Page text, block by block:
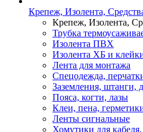
Крепеж, Изолента,
Крепеж, Изолента,
Трубка
Изолента ПВХ
Изолента ХБ и
Лента для монтажа
Спецодежда,
Заземления, штанги,
Пояса, когти, лазы
Клеи, пена,
Ленты сигнальные
Хомутики для